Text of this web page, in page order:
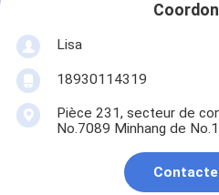
Lisa
18930114319
Pièce 231, secteur de
No.7089 Minhang de